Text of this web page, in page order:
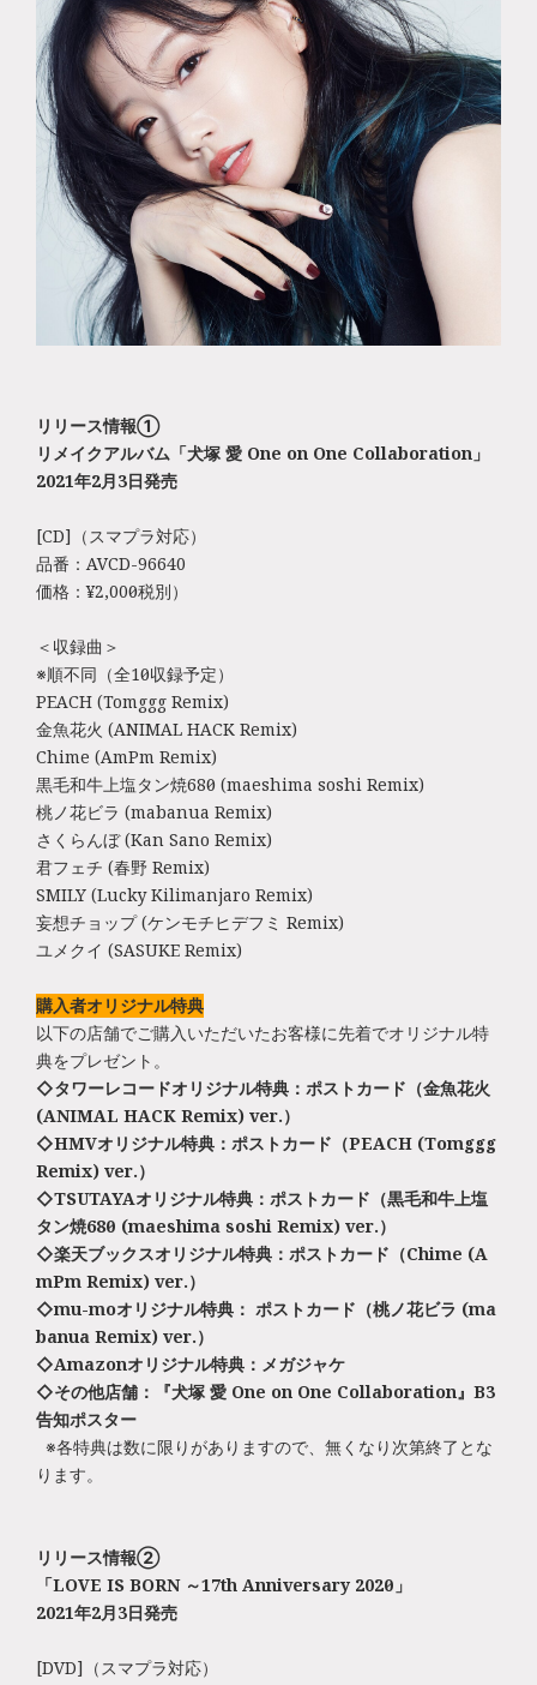
リリース情報①
リメイクアルバム「犬塚 愛 One on One Collaboration」
2021年2月3日発売
[CD]（スマプラ対応）
品番：AVCD-96640
価格：¥2,000（税別）
＜収録曲＞
※順不同（全10曲収録予定）
PEACH (Tomggg Remix)
金魚花火 (ANIMAL HACK Remix)
Chime (AmPm Remix)
黒毛和牛上塩タン焼680円 (maeshima soshi Remix)
桃ノ花ビラ (mabanua Remix)
さくらんぼ (Kan Sano Remix)
君フェチ (春野 Remix)
SMILY (Lucky Kilimanjaro Remix)
妄想チョップ (ケンモチヒデフミ Remix)
ユメクイ (SASUKE Remix)
購入者オリジナル特典
以下の店舗でご購入いただいたお客様に先着でオリジナル特
典をプレゼント。
◇タワーレコードオリジナル特典：ポストカード（金魚花火
(ANIMAL HACK Remix) ver.）
◇HMVオリジナル特典：ポストカード（PEACH (Tomggg
Remix) ver.）
◇TSUTAYAオリジナル特典：ポストカード（黒毛和牛上塩
タン焼680円 (maeshima soshi Remix) ver.）
◇楽天ブックスオリジナル特典：ポストカード（Chime (A
mPm Remix) ver.）
◇mu-moオリジナル特典： ポストカード（桃ノ花ビラ (ma
banua Remix) ver.）
◇Amazonオリジナル特典：メガジャケ
◇その他店舗：『犬塚 愛 One on One Collaboration』B3
告知ポスター
※各特典は数に限りがありますので、無くなり次第終了とな
ります。
リリース情報②
「LOVE IS BORN ～17th Anniversary 2020～」
2021年2月3日発売
[DVD]（スマプラ対応）